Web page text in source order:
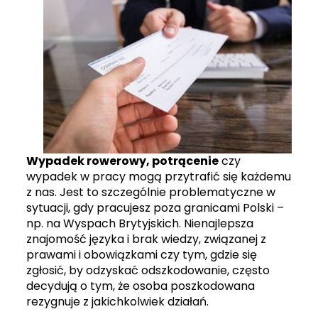
Wypadek rowerowy, potrącenieczy
wypadek w pracy mogą przytrafić się każdemu
z nas. Jest to szczególnie problematyczne w
sytuacji, gdy pracujesz poza granicami Polski –
np. na Wyspach Brytyjskich. Nienajlepsza
znajomość języka i brak wiedzy, związanej z
prawami i obowiązkami czy tym, gdzie się
zgłosić, by odzyskać odszkodowanie, często
decydują o tym, że osoba poszkodowana
rezygnuje z jakichkolwiek działań.